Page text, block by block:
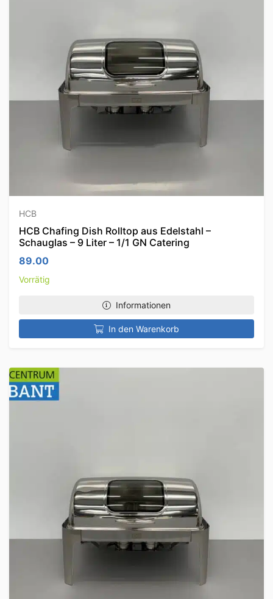
HCB
HCB Chafing Dish Rolltop aus Edelstahl –
Schauglas – 9 Liter – 1/1 GN Catering
89.00
Vorrätig
Informationen
In den Warenkorb